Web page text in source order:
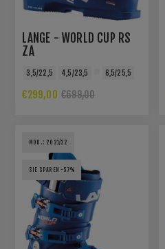
LANGE - WORLD CUP RS
ZA
3,5/22,5 4,5/23,5 6,5/25,5
€299,00 €699,00
MOD.: 2021/22
SIE SPAREN -57%